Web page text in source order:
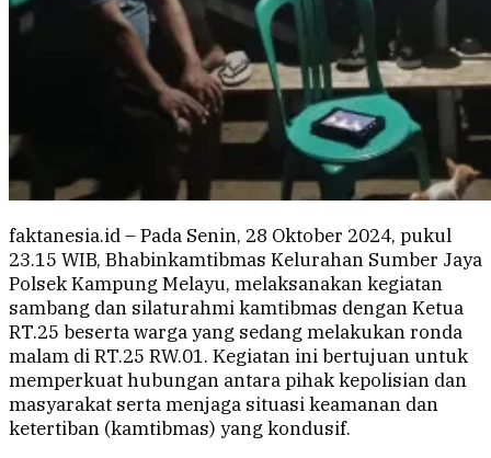
faktanesia.id – Pada Senin, 28 Oktober 2024, pukul
23.15 WIB, Bhabinkamtibmas Kelurahan Sumber Jaya
Polsek Kampung Melayu, melaksanakan kegiatan
sambang dan silaturahmi kamtibmas dengan Ketua
RT.25 beserta warga yang sedang melakukan ronda
malam di RT.25 RW.01. Kegiatan ini bertujuan untuk
memperkuat hubungan antara pihak kepolisian dan
masyarakat serta menjaga situasi keamanan dan
ketertiban (kamtibmas) yang kondusif.